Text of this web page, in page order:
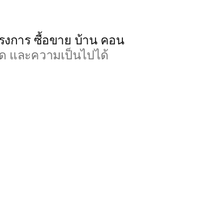
งการ ซื้อขาย บ้าน คอน
และความเป็นไปได้